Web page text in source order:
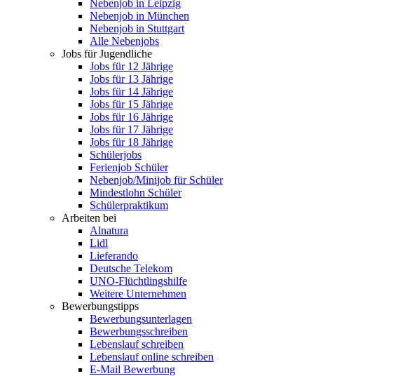
Nebenjob in Leipzig
Nebenjob in München
Nebenjob in Stuttgart
Alle Nebenjobs
Jobs für Jugendliche
Jobs für 12 Jährige
Jobs für 13 Jährige
Jobs für 14 Jährige
Jobs für 15 Jährige
Jobs für 16 Jährige
Jobs für 17 Jährige
Jobs für 18 Jährige
Schülerjobs
Ferienjob Schüler
Nebenjob/Minijob für Schüler
Mindestlohn Schüler
Schülerpraktikum
Arbeiten bei
Alnatura
Lidl
Lieferando
Deutsche Telekom
UNO-Flüchtlingshilfe
Weitere Unternehmen
Bewerbungstipps
Bewerbungsunterlagen
Bewerbungsschreiben
Lebenslauf schreiben
Lebenslauf online schreiben
E-Mail Bewerbung